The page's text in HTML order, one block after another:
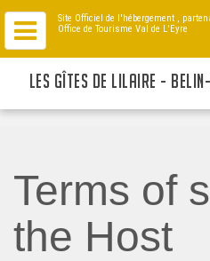
Site Officiel de l'hébergement ,
Office de Tourisme Val de L'Eyre
LES GÎTES DE LILAIRE -
Terms of
the Host